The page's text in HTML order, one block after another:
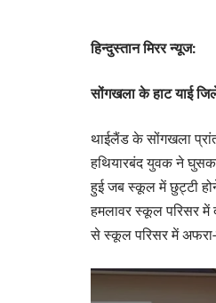
हिन्दुस्तान मिरर न्यूज:
सोंगखला के हाट याई
थाईलैंड के सोंगखला
हथियारबंद युवक ने
हुई जब स्कूल में छुट्टी होने
हमलावर स्कूल परिसर में
से स्कूल परिसर में